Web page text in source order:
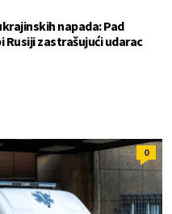
napada: Pad
Rusiji zastrašujući udarac
0